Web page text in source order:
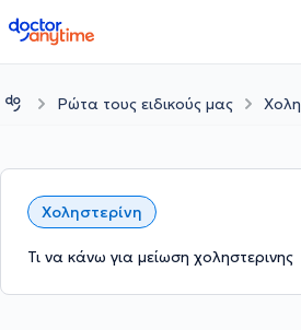
doctoranytime
Ρώτα τους ειδικούς μας
Χοληστερίνη
Τι να κάνω για μείωση χοληστερινης